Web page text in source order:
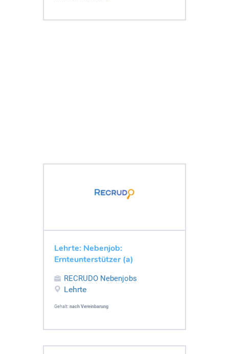
Lehrte: Nebenjob:
Ernteunterstützer (a)
RECRUDO Nebenjobs
Lehrte
Gehalt: nach Vereinbarung